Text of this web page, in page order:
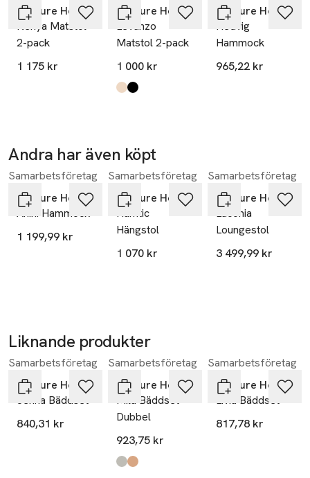
Venture Home
Kenya Matstol
2-pack
1 175 kr
Venture Home
Levanzo
Matstol 2-pack
1 000 kr
Produkten finns i färgerna:
beige
black
Venture Home
Hedvig
Hammock
965,22 kr
Andra har även köpt
Hoppa över bildspelet
Samarbetsföretag
Venture Home
Anini Hammock
1 199,99 kr
Samarbetsföretag
Venture Home
Hamtic
Hängstol
1 070 kr
Samarbetsföretag
Venture Home
Laconia
Loungestol
3 499,99 kr
Liknande produkter
Hoppa över bildspelet
Samarbetsföretag
Venture Home
Jenna Bäddset
840,31 kr
Samarbetsföretag
Venture Home
Mila Bäddset -
Dubbel
923,75 kr
Produkten finns i färgerna:
light grey
brown
Samarbetsföretag
Venture Home
Livia Bäddset
817,78 kr